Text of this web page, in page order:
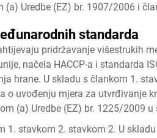
(a) Uredbe (EZ) br. 1907/2006 i
standarda
pridržavanje višestrukih
načela HACCP-a i standarda
hrane. U skladu s člankom 1.
o uvođenju mjera za utvrđivanje
(a) Uredbe (EZ) br. 1225/2009
1. stavkom 2. stavkom 2. U